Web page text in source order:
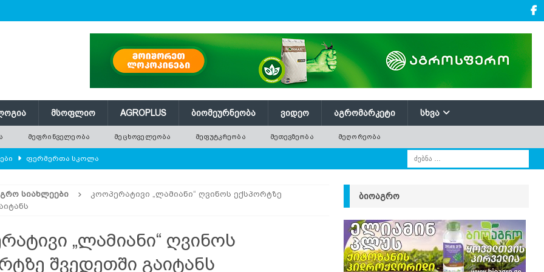
ᲛᲡᲝᲤᲚᲘᲝ AGROPLUS ᲑᲘᲝᲛᲔᲣᲠᲜᲔᲝᲑᲐ ᲕᲘᲓᲔᲝ ᲐᲒᲠᲝᲛᲐᲠᲙᲔᲢᲘ ᲡᲮᲕᲐ
ᲛᲔᲤᲠᲘᲜᲕᲔᲚᲔᲝᲑᲐ ᲛᲔᲪᲮᲝᲕᲔᲚᲔᲝᲑᲐ ᲛᲔᲤᲣᲢᲙᲠᲔᲝᲑᲐ ᲛᲔᲗᲔᲕᲖᲔᲝᲑᲐ ᲛᲔᲦᲝᲠᲔᲝᲑᲐ
ᲤᲔᲠᲛᲔᲠᲗᲐ ᲡᲙᲝᲚᲐ
გამხმარ ხეებს? AGROPLUS
და პროდუქტიულობა
შემცირებას პროგნოზირებენ ᲐᲒᲠᲝ ᲡᲘᲐᲮᲚᲔᲔᲑᲘ
ᲡᲘᲐᲮᲚᲔᲔᲑᲘ
კოოპერატივი „ლამიანი“ ღვინოს ექსპორტზე
„ლამიანი“ ღვინოს
შვედეთში გაიტანს
ᲑᲘᲝᲐᲒᲠᲝ